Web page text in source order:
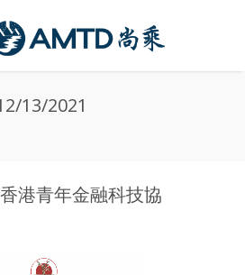
13/2021
港青年金融科技協